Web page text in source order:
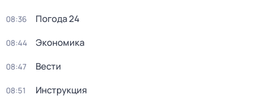
08:36 Погода 24
08:44 Экономика
08:47 Вести
08:51 Инструкция